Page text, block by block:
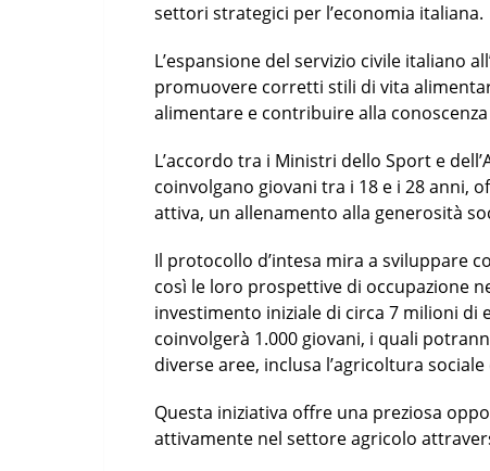
settori strategici per l’economia italiana.
L’espansione del servizio civile italiano
promuovere corretti stili di vita
alimentare e contribuire alla
L’accordo tra i Ministri dello Sport e
coinvolgano giovani tra i 18 e i 28 anni,
attiva, un allenamento alla generosità
Il protocollo d’intesa mira a sviluppare
così le loro prospettive di occupazione
investimento iniziale di circa 7 milioni
coinvolgerà 1.000 giovani, i quali
diverse aree, inclusa l’agricoltura
Questa iniziativa offre una preziosa
attivamente nel settore agricolo